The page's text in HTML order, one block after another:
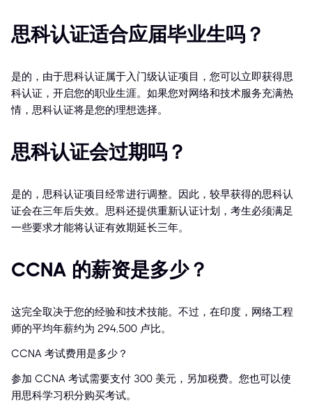
思科认证适合应届毕业生吗？
是的，由于思科认证属于入门级认证项目，您可以立即获得思
科认证，开启您的职业生涯。如果您对网络和技术服务充满热
情，思科认证将是您的理想选择。
思科认证会过期吗？
是的，思科认证项目经常进行调整。因此，较早获得的思科认
证会在三年后失效。思科还提供重新认证计划，考生必须满足
一些要求才能将认证有效期延长三年。
CCNA 的薪资是多少？
这完全取决于您的经验和技术技能。不过，在印度，网络工程
师的平均年薪约为 294,500 卢比。
CCNA 考试费用是多少？
参加 CCNA 考试需要支付 300 美元，另加税费。您也可以使
用思科学习积分购买考试。